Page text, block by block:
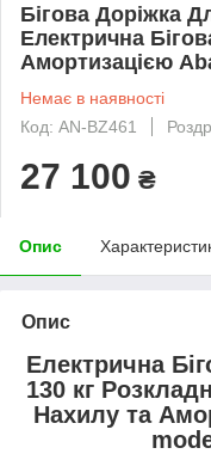
Бігова Доріжка
Електрична
Амортизацією
Немає в наявності
Код: AN-BZ461
27 100 ₴
Опис
Опис
Електрична
130 кг
Нахилу та